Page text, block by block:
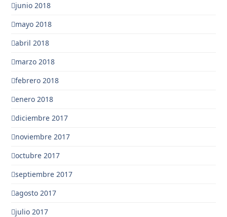
junio 2018
mayo 2018
abril 2018
marzo 2018
febrero 2018
enero 2018
diciembre 2017
noviembre 2017
octubre 2017
septiembre 2017
agosto 2017
julio 2017